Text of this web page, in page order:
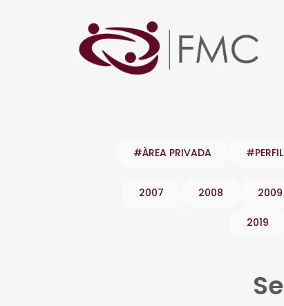
#ÀREA PRIVADA
2007 2008 2009
2019